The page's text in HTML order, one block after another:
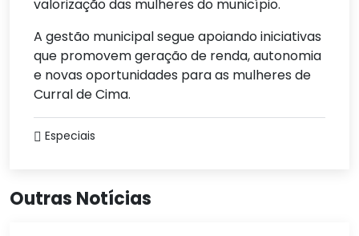
valorização das mulheres do município.
A gestão municipal segue apoiando iniciativas
que promovem geração de renda, autonomia
e novas oportunidades para as mulheres de
Curral de Cima.
Especiais
Outras Notícias